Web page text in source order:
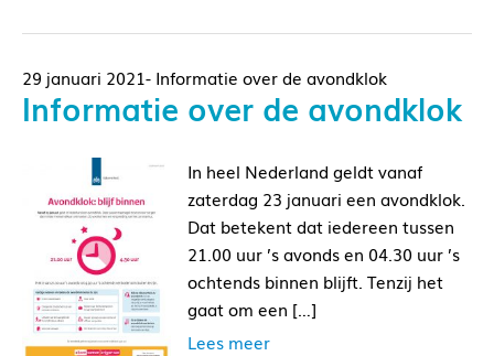
29 januari 2021- Informatie over de avondklok
Informatie over de avondklok
In heel Nederland geldt vanaf
zaterdag 23 januari een avondklok.
Dat betekent dat iedereen tussen
21.00 uur ’s avonds en 04.30 uur ’s
ochtends binnen blijft. Tenzij het
gaat om een […]
Lees meer